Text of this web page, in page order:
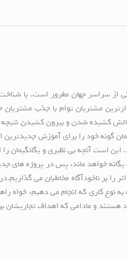
سراسر جهان مغرور است. با
مشتریان توام با جذب
کشیده شدن و بیرون کشیدن
گونه خود را برای آموزش جدیدترین
است آنچه بی نظیری و یگانگیمان
یگانه خواهد ماند، پس در پروژه
را بر ناخودآگاه مخاطبان می
نوع کاری که انجام می دهیم، خواه
هستند و مادامی که اهداف تجاریشان